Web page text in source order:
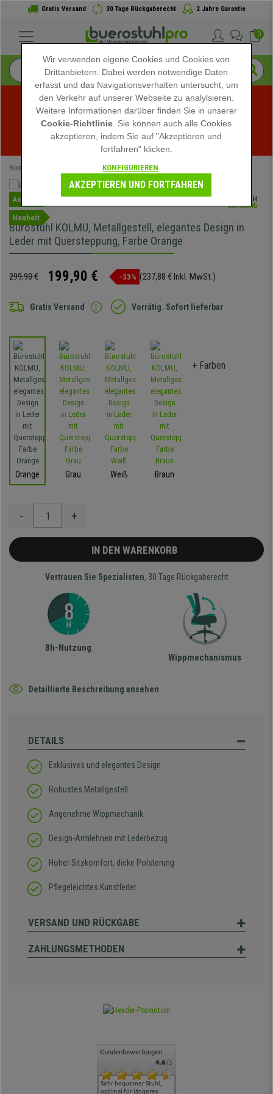
Gratis Versand 30 Tage Rückgaberecht 2 Jahre Garantie
0
Sommerschlussverkauf bei buerostuhlpro! Exklusive
Rabatte für kurze Zeit - Aktion ansehen -
Buerostuhlpro Chefsessel
Angebot
Neuheit
Bürostuhl KOLMU, Metallgestell, elegantes Design in
Leder mit Quersteppung, Farbe Orange
299,90 € 199,90 € -33% (237,88 € Inkl. MwSt.)
Gratis Versand Vorrätig. Sofort lieferbar
Orange Grau Weiß Braun
+ Farben
- +
IN DEN WARENKORB
Vertrauen Sie Spezialisten, 30 Tage Rückgaberecht
8h-Nutzung
Wippmechanismus
Detaillierte Beschreibung ansehen
DETAILS
Exklusives und elegantes Design
Robustes Metallgestell
Angenehme Wippmechanik
Design-Armlehnen mit Lederbezug
Hoher Sitzkomfort, dicke Polsterung
Pflegeleichtes Kunstleder
VERSAND UND RÜCKGABE
ZAHLUNGSMETHODEN
Kundenbewertungen
4.6/5
Sehr bequemer Stuhl,
optimal für längeres
Wir verwenden eigene Cookies und Cookies von
Drittanbietern. Dabei werden notwendige Daten
erfasst und das Navigationsverhalten untersucht, um
den Verkehr auf unserer Webseite zu analylsieren.
Weitere Informationen darüber finden Sie in unserer
Cookie-Richtlinie . Sie können auch alle Cookies
akzeptieren, indem Sie auf "Akzeptieren und
fortfahren" klicken.
KONFIGURIEREN
AKZEPTIEREN UND FORTFAHREN